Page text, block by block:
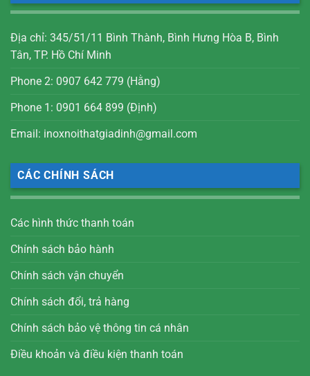
Địa chỉ: 345/51/11 Bình Thành, Bình Hưng Hòa B, Bình
Tân, TP. Hồ Chí Minh
Phone 2: 0907 642 779 (Hằng)
Phone 1: 0901 664 899 (Định)
Email: inoxnoithatgiadinh@gmail.com
CÁC CHÍNH SÁCH
Các hình thức thanh toán
Chính sách bảo hành
Chính sách vận chuyển
Chính sách đổi, trả hàng
Chính sách bảo vệ thông tin cá nhân
Điều khoản và điều kiện thanh toán